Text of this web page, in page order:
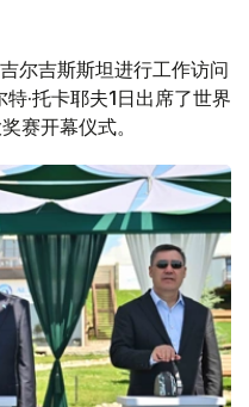
尔吉斯斯坦进行工作访问
·托卡耶夫1日出席了世界
赛开幕仪式。